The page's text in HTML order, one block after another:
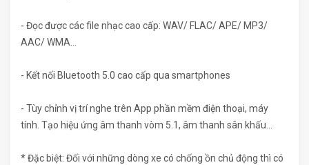
- Đọc được các file nhạc cao cấp: WAV/ FLAC/ APE/ MP3/
AAC/ WMA...
- Kết nối Bluetooth 5.0 cao cấp qua smartphones
- Tùy chỉnh vị trí nghe trên App phần mềm điện thoại, máy
tính. Tạo hiệu ứng âm thanh vòm 5.1, âm thanh sân khấu...
* Đặc biệt: Đối với những dòng xe có chống ồn chủ động thì có